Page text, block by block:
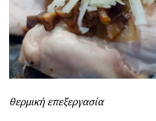
θερμική επεξεργασία